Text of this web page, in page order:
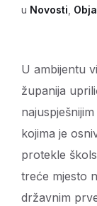
u Novosti
U ambijentu
županija
kojima je
protekle
treće mjesto
državnim